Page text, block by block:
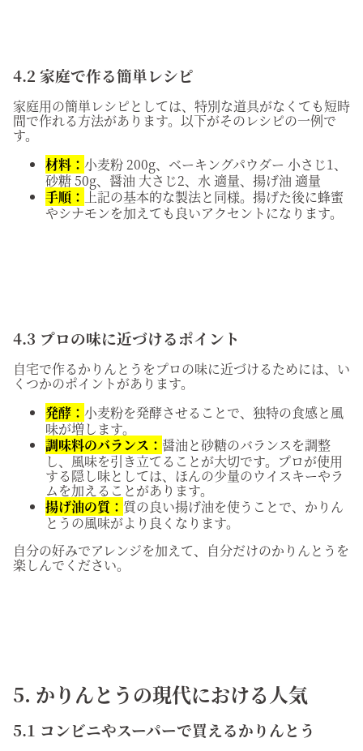
4.2 家庭で作る簡単レシピ
家庭用の簡単レシピとしては、特別な道具がなくても短時
間で作れる方法があります。以下がそのレシピの一例で
す。
材料： 小麦粉 200g、ベーキングパウダー 小さじ1、
砂糖 50g、醤油 大さじ2、水 適量、揚げ油 適量
手順： 上記の基本的な製法と同様。揚げた後に蜂蜜
やシナモンを加えても良いアクセントになります。
4.3 プロの味に近づけるポイント
自宅で作るかりんとうをプロの味に近づけるためには、い
くつかのポイントがあります。
発酵： 小麦粉を発酵させることで、独特の食感と風
味が増します。
調味料のバランス： 醤油と砂糖のバランスを調整
し、風味を引き立てることが大切です。プロが使用
する隠し味としては、ほんの少量のウイスキーやラ
ムを加えることがあります。
揚げ油の質： 質の良い揚げ油を使うことで、かりん
とうの風味がより良くなります。
自分の好みでアレンジを加えて、自分だけのかりんとうを
楽しんでください。
5. かりんとうの現代における人気
5.1 コンビニやスーパーで買えるかりんとう